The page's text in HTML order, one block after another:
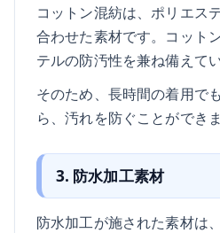
コットン混紡は、ポリエス
合わせた素材です。コット
テルの防汚性を兼ね備えてい
そのため、長時間の着用で
ら、汚れを防ぐことができま
3. 防水加工素材
防水加工が施された素材は